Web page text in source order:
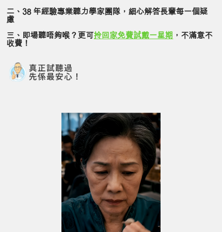
二、38 年經驗專業聽力學家團隊，細心解答長輩每一個疑
慮
三、即場聽唔夠喉？更可拎回家免費試戴一星期 ，不滿意不
收費！